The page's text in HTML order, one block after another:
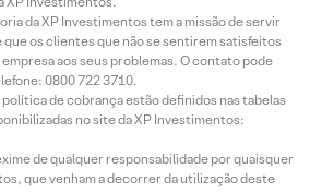
da XP Investimentos tem a missão de servir
os clientes que não se sentirem satisfeitos
aos seus problemas. O contato pode
0800 722 3710.
política de cobrança estão definidos nas tabelas
no site da XP Investimentos:
de qualquer responsabilidade por quaisquer
que venham a decorrer da utilização deste